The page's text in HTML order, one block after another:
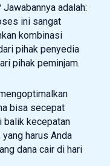
adalah:
ini sangat
kombinasi
pihak penyedia
pihak peminjam.
bisa secepat
balik kecepatan
harus Anda
dana cair di hari